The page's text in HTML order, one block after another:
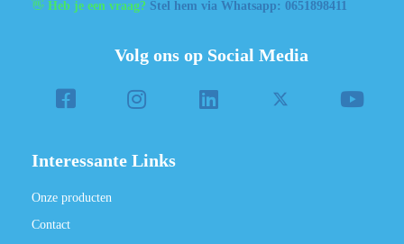
👋 Heb je een vraag? Stel hem via Whatsapp: 0651898411
Volg ons op Social Media
Interessante Links
Onze producten
Contact